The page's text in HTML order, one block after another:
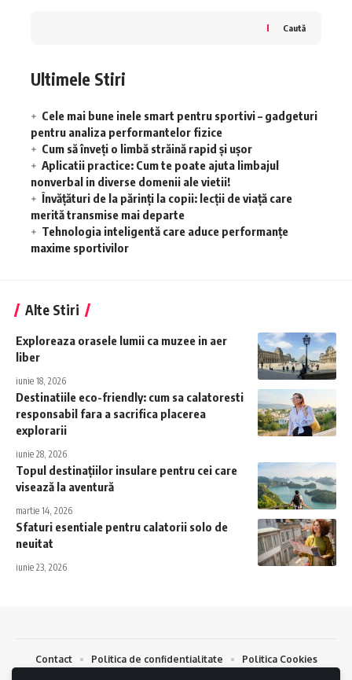
Caută
Ultimele Stiri
Cele mai bune inele smart pentru sportivi – gadgeturi
pentru analiza performantelor fizice
Cum să înveţi o limbă străină rapid şi uşor
Aplicatii practice: Cum te poate ajuta limbajul
nonverbal in diverse domenii ale vietii!
Învățături de la părinți la copii: lecții de viață care
merită transmise mai departe
Tehnologia inteligentă care aduce performanțe
maxime sportivilor
Alte Stiri
Exploreaza orasele lumii ca muzee in aer
liber
iunie 18, 2026
Destinatiile eco-friendly: cum sa calatoresti
responsabil fara a sacrifica placerea
explorarii
iunie 28, 2026
Topul destinațiilor insulare pentru cei care
visează la aventură
martie 14, 2026
Sfaturi esentiale pentru calatorii solo de
neuitat
iunie 23, 2026
Contact Politica de confidentialitate Politica Cookies